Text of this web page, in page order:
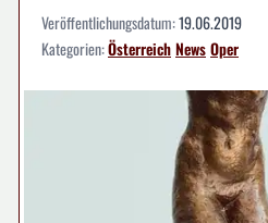
Veröffentlichungsdatum:19.06.2019
Kategorien:ÖsterreichNewsOper